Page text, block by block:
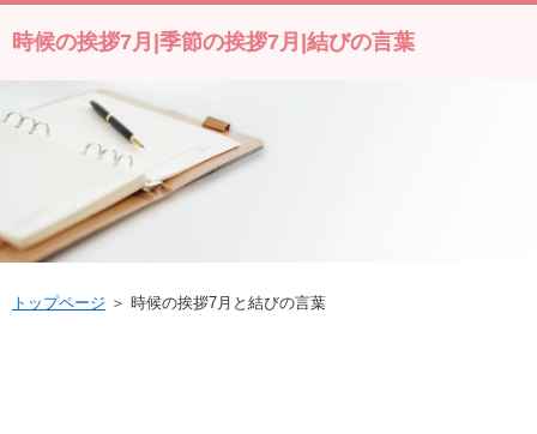
時候の挨拶7月|季節の挨拶7月|結びの言葉
トップページ ＞ 時候の挨拶7月と結びの言葉